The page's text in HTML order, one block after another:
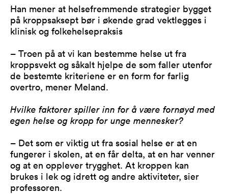
Han mener at helsefremmende strategier bygget
på kroppsaksept bør i økende grad vektlegges i
klinisk og folkehelsepraksis
– Troen på at vi kan bestemme helse ut fra
kroppsvekt og såkalt hjelpe de som faller utenfor
de bestemte kriteriene er en form for farlig
overtro, mener Meland.
Hvilke faktorer spiller inn for å være fornøyd med
egen helse og kropp for unge mennesker?
– Det som er viktig ut fra sosial helse er at en
fungerer i skolen, at en får delta, at en har venner
og at en opplever trygghet. At kroppen kan
brukes i lek og idrett og andre aktiviteter, sier
professoren.